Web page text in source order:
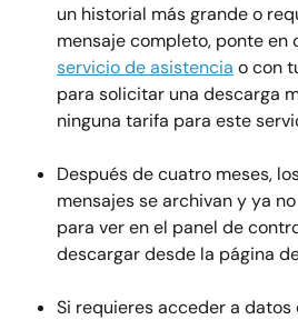
un historial más grande o
mensaje completo, ponte en
servicio de asistencia o con
para solicitar una descarga
ninguna tarifa para este
Después de cuatro meses,
mensajes se archivan y ya
para ver en el panel de
descargar desde la página
Si requieres acceder a datos